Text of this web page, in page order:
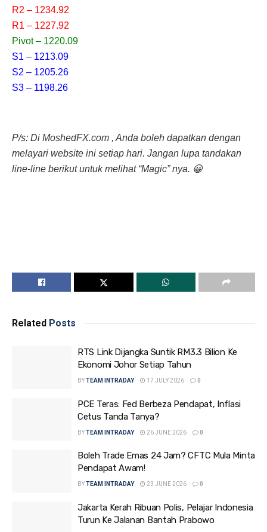
R2 – 1234.92
R1 – 1227.92
Pivot – 1220.09
S1 – 1213.09
S2 – 1205.26
S3 – 1198.26
P/s: Di MoshedFX.com , Anda boleh dapatkan dengan
melayari website ini setiap hari. Jangan lupa tandakan
line-line berikut untuk melihat “Magic” nya. 😀
Related Posts
RTS Link Dijangka Suntik RM3.3 Bilion Ke
Ekonomi Johor Setiap Tahun
BYTEAM INTRADAY 17 JULY 2026 0
PCE Teras: Fed Berbeza Pendapat, Inflasi
Cetus Tanda Tanya?
BYTEAM INTRADAY 26 JUNE 2026 0
Boleh Trade Emas 24 Jam? CFTC Mula Minta
Pendapat Awam!
BYTEAM INTRADAY 23 JUNE 2026 0
Jakarta Kerah Ribuan Polis, Pelajar Indonesia
Turun Ke Jalanan Bantah Prabowo